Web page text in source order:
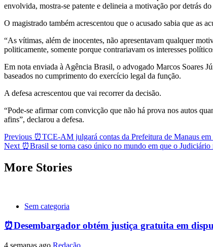
envolvida, mostra-se patente e delineia a motivação por detrás
O magistrado também acrescentou que o acusado sabia que as
“As vítimas, além de inocentes, não apresentavam qualquer
politicamente, somente porque contrariavam os interesses
Em nota enviada à Agência Brasil, o advogado Marcos Soares
baseados no cumprimento do exercício legal da função.
A defesa acrescentou que vai recorrer da decisão.
“Pode-se afirmar com convicção que não há prova nos autos
afins”, declarou a defesa.
Post
navigation
Previous ⏰TCE-AM julgará contas da Prefeitura de Manaus
Next ⏰Brasil se torna caso único no mundo em que o Judiciário
More Stories
Sem categoria
⏰Desembargador obtém justiça gratuita em
4 semanas ago Redação